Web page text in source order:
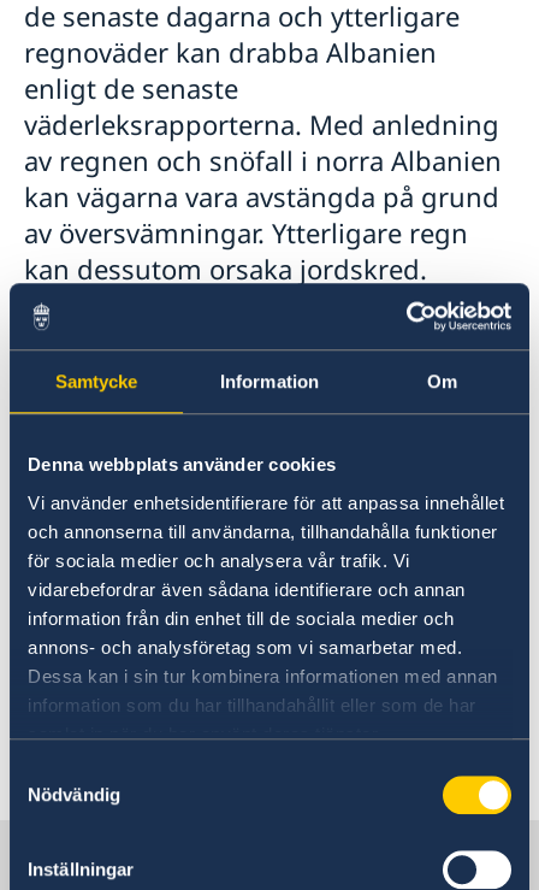
Samtycke Information Om
Denna webbplats använder cookies
Vi använder enhetsidentifierare för att anpassa innehållet
och annonserna till användarna, tillhandahålla funktioner
för sociala medier och analysera vår trafik. Vi
vidarebefordrar även sådana identifierare och annan
information från din enhet till de sociala medier och
annons- och analysföretag som vi samarbetar med.
Dessa kan i sin tur kombinera informationen med annan
information som du har tillhandahållit eller som de har
samlat in när du har använt deras tjänster.
Nödvändig
Inställningar
Anmäl handelshinder
de senaste dagarna och ytterligare
regnoväder kan drabba Albanien
enligt de senaste
väderleksrapporterna. Med anledning
av regnen och snöfall i norra Albanien
kan vägarna vara avstängda på grund
av översvämningar. Ytterligare regn
kan dessutom orsaka jordskred.
Regnen har också inneburit
förseningar eller inställda flyg- och
färjeavgångar.
tillfället att särskilt noga följa utvecklingen och
förvissa sig om att vägarna är farbara och att
inte ta risker genom att köra på vägar som står
under vatten och att de fordon man färdas i
håller god standard för de
väderleksförhållanden som råder. För resor
med flyg, färjor och andra allmänna
kommunikationer bör en kontroll göras vad
gäller tider för avresa respektive ankomst
Sverige i Albanien